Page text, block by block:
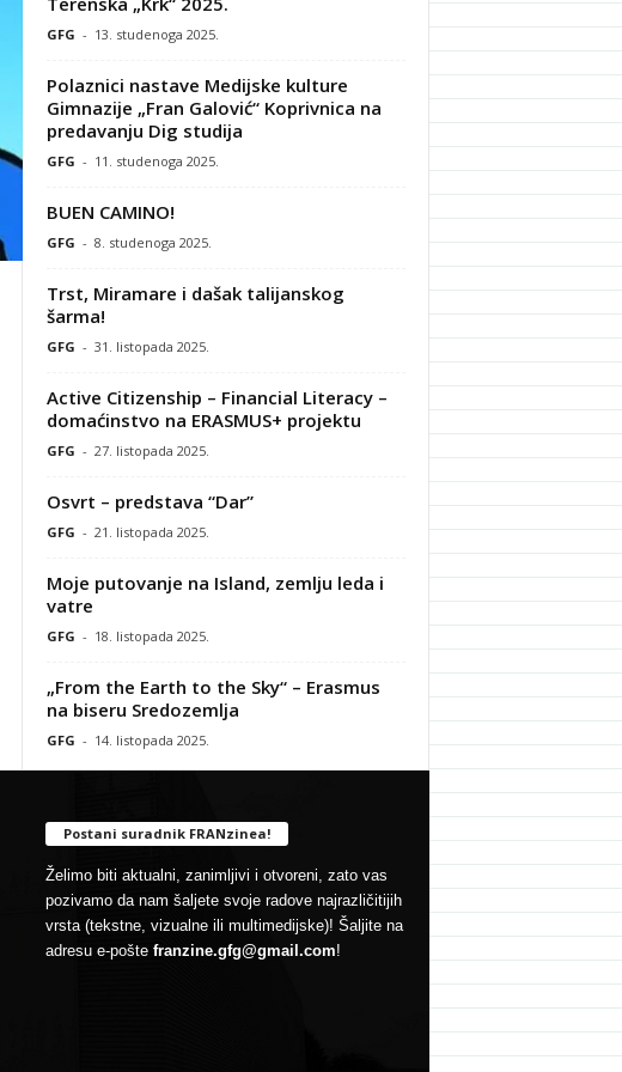
GFG - 13. studenoga 2025.
Polaznici nastave Medijske kulture
Gimnazije „Fran Galović“ Koprivnica na
predavanju Dig studija
GFG - 11. studenoga 2025.
BUEN CAMINO!
GFG - 8. studenoga 2025.
Trst, Miramare i dašak talijanskog
šarma!
GFG - 31. listopada 2025.
Active Citizenship – Financial Literacy –
domaćinstvo na ERASMUS+ projektu
GFG - 27. listopada 2025.
Osvrt – predstava “Dar”
GFG - 21. listopada 2025.
Moje putovanje na Island, zemlju leda i
vatre
GFG - 18. listopada 2025.
„From the Earth to the Sky“ – Erasmus
na biseru Sredozemlja
GFG - 14. listopada 2025.
Postani suradnik FRANzinea!
Želimo biti aktualni, zanimljivi i otvoreni, zato vas
pozivamo da nam šaljete svoje radove najrazličitijih
vrsta (tekstne, vizualne ili multimedijske)! Šaljite na
adresu e-pošte franzine.gfg@gmail.com!